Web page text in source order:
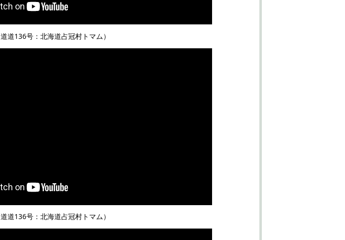
道136号：北海道占冠村トマム）
道136号：北海道占冠村トマム）